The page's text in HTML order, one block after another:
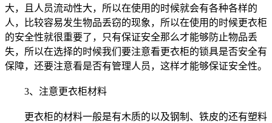
大，且人员流动性大，所以在使用的时候就会有各种各样的
人，比较容易发生物品丢窃的现象，所以在使用的时候更衣柜
的安全性就很重要了，只有保证安全那么才能够防止物品丢
失，所以在选择的时候我们要注意看更衣柜的锁具是否安全有
保障，还要注意看是否有管理人员，这样才能够保证安全性。
3、注意更衣柜材料
更衣柜的材料一般是有木质的以及钢制、铁皮的还有塑料